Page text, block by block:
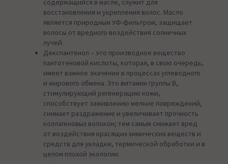
содержащийся в масле, служит для
восстановления и укрепления волос. Масло
является природным УФ-фильтром, защищает
волосы от вредного воздействия солнечных
лучей.
Декспантенол – это производное вещество
пантотеновой кислоты, которая, в свою очередь,
имеет важное значение в процессах углеводного
и жирового обмена. Это витамин группы В,
стимулирующий регенерацию кожи,
способствует заживлению мелкие повреждений,
снимает раздражение и увеличивает прочность
коллагеновых волокон; тем самым снижает вред
от воздействия красящих химических веществ и
средств для укладки, термической обработки и в
целом плохой экологии.